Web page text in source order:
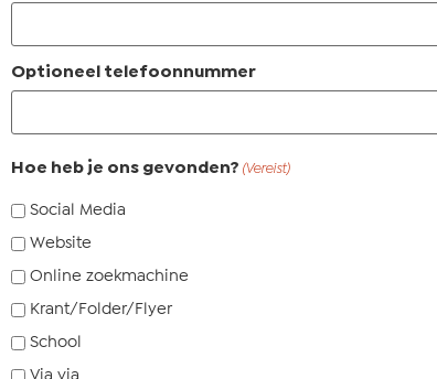
Optioneel telefoonnummer
Hoe heb je ons gevonden? (Vereist)
Social Media
Website
Online zoekmachine
Krant/Folder/Flyer
School
Via via